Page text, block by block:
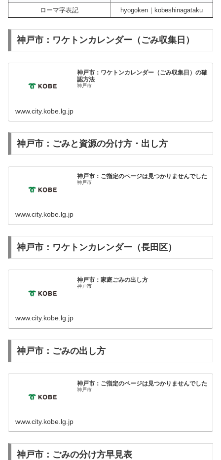
ローマ字表記
hyogoken｜kobeshinagataku
神戸市：ワケトンカレンダー（ごみ収集日）
神戸市：ワケトンカレンダー（ごみ収集日）の確
認方法
神戸市
www.city.kobe.lg.jp
神戸市：ごみと資源の分け方・出し方
神戸市：ご指定のページは見つかりませんでした
神戸市
www.city.kobe.lg.jp
神戸市：ワケトンカレンダー（長田区）
神戸市：家庭ごみの出し方
神戸市
www.city.kobe.lg.jp
神戸市：ごみの出し方
神戸市：ご指定のページは見つかりませんでした
神戸市
www.city.kobe.lg.jp
神戸市：ごみの分け方早見表